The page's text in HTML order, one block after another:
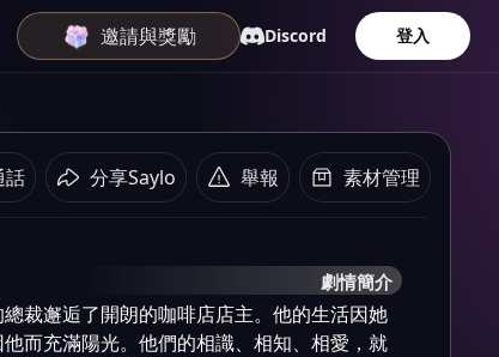
邀請與獎勵 Discord 登入
話 分享Saylo 舉報 素材管理
劇情簡介
裁邂逅了開朗的咖啡店店主。他的生活因她
而充滿陽光。他們的相識、相知、相愛，就